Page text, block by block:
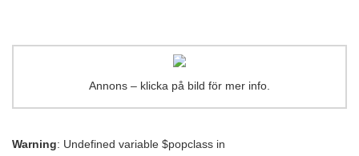
Annons – klicka på bild för mer info.
Warning: Undefined variable $popclass in